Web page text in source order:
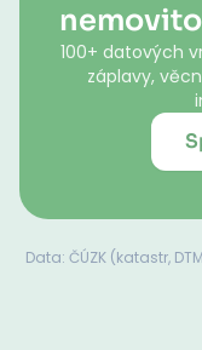
100+ datových
záplavy,
Data: ČÚZK (katastr,